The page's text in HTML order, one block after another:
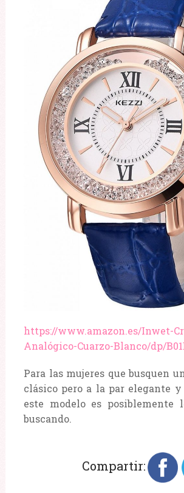
https://www.amazon.es/Inwet-
Analógico-Cuarzo-Blanco/dp/
Para las mujeres que busquen
clásico pero a la par elegante
este modelo es posiblemente
buscando.
Compartir: